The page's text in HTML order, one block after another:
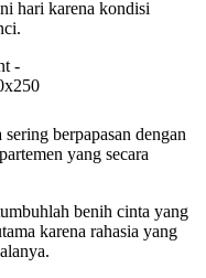
hari karena kondisi
-
berpapasan dengan
yang secara
benih cinta yang
karena rahasia yang